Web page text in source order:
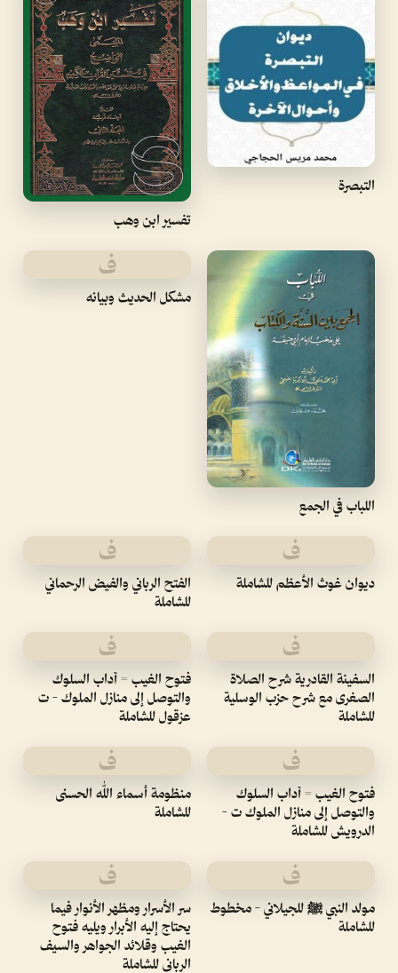
التبصرة
تفسير ابن وهب
اللباب في الجمع
ف
مشكل الحديث وبيانه
ف
ديوان غوث الأعظم للشاملة
ف
الفتح الرباني والفيض الرحماني
للشاملة
ف
السفينة القادرية شرح الصلاة
الصغرى مع شرح حزب الوسلية
للشاملة
ف
فتوح الغيب = آداب السلوك
والتوصل إلى منازل الملوك - ت
عزقول للشاملة
ف
فتوح الغيب = آداب السلوك
والتوصل إلى منازل الملوك ت -
الدرويش للشاملة
ف
منظومة أسماء الله الحسنى
للشاملة
ف
مولد النبي ﷺ للجيلاني - مخطوط
للشاملة
ف
سر الأسرار ومظهر الأنوار فيما
يحتاج إليه الأبرار ويليه فتوح
الغيب وقلائد الجواهر والسيف
الرباني للشاملة